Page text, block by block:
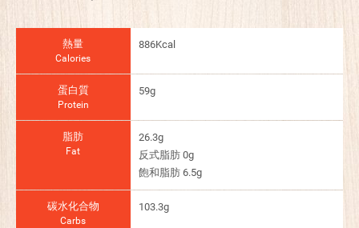
熱量
Calories
886Kcal
蛋白質
Protein
59g
脂肪
Fat
26.3g
反式脂肪 0g
飽和脂肪 6.5g
碳水化合物
Carbs
103.3g